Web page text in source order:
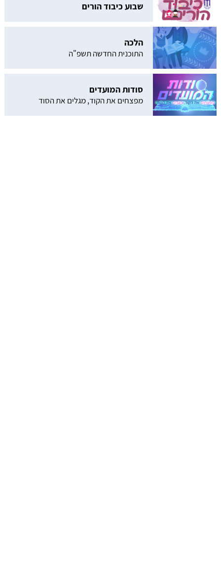
שבוע כיבוד הורים
הלכה
התוכנית החדשה תשפ"ה
סודות המועדים
מפצחים את הקוד, מגלים את הסוד